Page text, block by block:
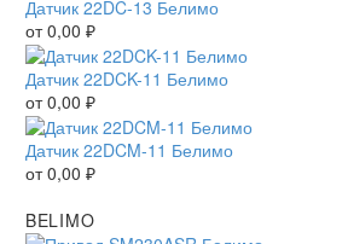
Датчик 22DC-13 Белимо
от0,00 ₽
Датчик 22DCK-11 Белимо
от0,00 ₽
Датчик 22DCM-11 Белимо
от0,00 ₽
BELIMO